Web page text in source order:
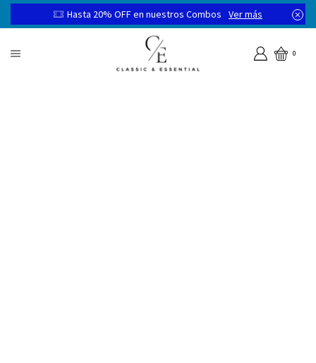
Hasta 20% OFF en nuestros Combos Ver más
0